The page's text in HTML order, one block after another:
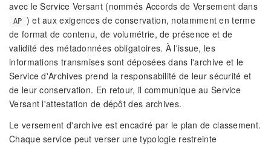
avec le Service Versant (nommés Accords de Versement dans
AP ) et aux exigences de conservation, notamment en terme
de format de contenu, de volumétrie, de présence et de
validité des métadonnées obligatoires. À l'issue, les
informations transmises sont déposées dans l'archive et le
Service d'Archives prend la responsabilité de leur sécurité et
de leur conservation. En retour, il communique au Service
Versant l'attestation de dépôt des archives.
Le versement d'archive est encadré par le plan de classement.
Chaque service peut verser une typologie restreinte